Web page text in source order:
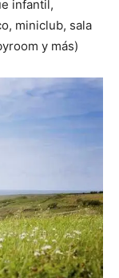
infantil,
miniclub, sala
y más)